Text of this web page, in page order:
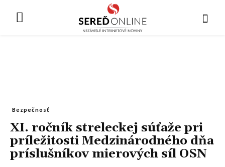
Bezpečnosť
XI. ročník streleckej súťaže pri
príležitosti Medzinárodného dňa
príslušníkov mierových síl OSN